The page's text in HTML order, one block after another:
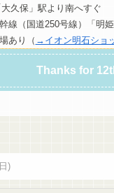
久保」駅より南へすぐ
線（国道250号線）「明
あり（ →イオン明石ショ
Thanks for
)